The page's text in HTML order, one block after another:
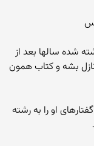
شده سالها بعد از
بشه و کتاب همون
او را به رشته